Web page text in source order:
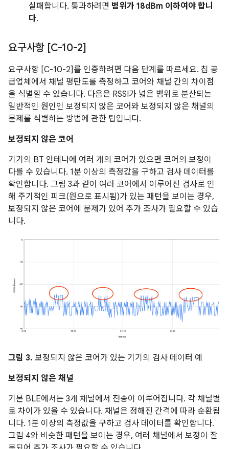
실패합니다. 통과하려면 범위가 18dBm 이하여야 합니
다.
요구사항 [C-10-2]
요구사항 [C-10-2]를 인증하려면 다음 단계를 따르세요. 칩 공
급업체에서 채널 평탄도를 측정하고 코어와 채널 간의 차이점
을 식별할 수 있습니다. 다음은 RSSI가 넓은 범위로 분산되는
일반적인 원인인 보정되지 않은 코어와 보정되지 않은 채널의
문제를 식별하는 방법에 관한 팁입니다.
보정되지 않은 코어
기기의 BT 안테나에 여러 개의 코어가 있으면 코어의 보정이
다를 수 있습니다. 1분 이상의 측정값을 구하고 검사 데이터를
확인합니다. 그림 3과 같이 여러 코어에서 이루어진 검사로 인
해 주기적인 피크(원으로 표시됨)가 있는 패턴을 보이는 경우,
보정되지 않은 코어에 문제가 있어 추가 조사가 필요할 수 있습
니다.
그림 3. 보정되지 않은 코어가 있는 기기의 검사 데이터 예
보정되지 않은 채널
기본 BLE에서는 3개 채널에서 전송이 이루어집니다. 각 채널별
로 차이가 있을 수 있습니다. 채널은 정해진 간격에 따라 순환됩
니다. 1분 이상의 측정값을 구하고 검사 데이터를 확인합니다.
그림 4와 비슷한 패턴을 보이는 경우, 여러 채널에서 보정이 잘